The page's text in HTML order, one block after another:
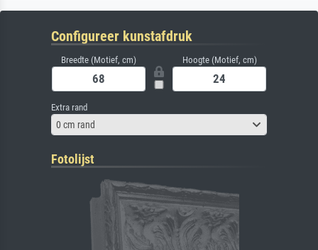
Configureer kunstafdruk
Breedte (Motief, cm) Hoogte (Motief, cm)
Extra rand
0 cm rand
Fotolijst